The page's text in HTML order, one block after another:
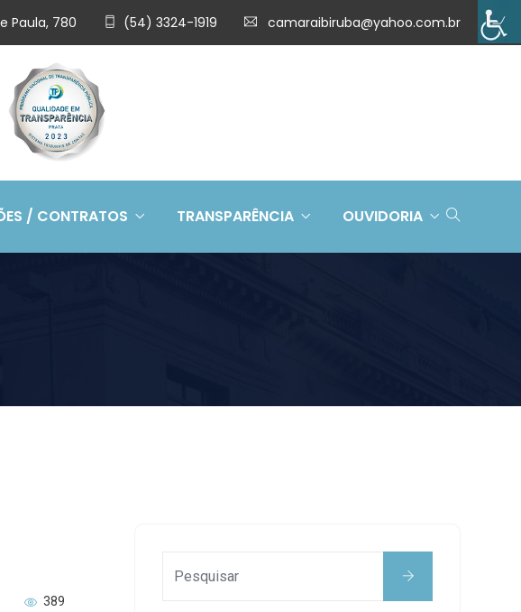
Paula, 780 (54) 3324-1919 camaraibiruba@yahoo.com.br
/ CONTRATOS TRANSPARÊNCIA OUVIDORIA
389